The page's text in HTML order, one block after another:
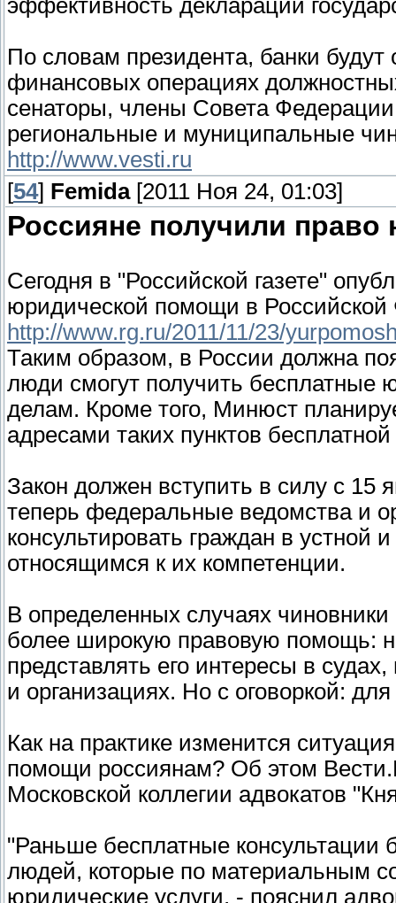
эффективность деклараций
По словам президента, банки
финансовых операциях
сенаторы, члены Совета
региональные и муниципальные
http://www.vesti.ru
[54] Femida[2011 Ноя 24, 01:03]
Россияне получили
Сегодня в "Российской газете"
юридической помощи в
http://www.rg.ru/2011/11/23/
Таким образом, в России должна
люди смогут получить бесплатные
делам. Кроме того, Минюст
адресами таких пунктов
Закон должен вступить в силу с 15
теперь федеральные ведомства и
консультировать граждан в
относящимся к их компетенции.
В определенных случаях
более широкую правовую помощь:
представлять его интересы в
и организациях. Но с оговоркой:
Как на практике изменится
помощи россиянам? Об этом
Московской коллегии адвокатов
"Раньше бесплатные консультации
людей, которые по материальным
юридические услуги, - пояснил